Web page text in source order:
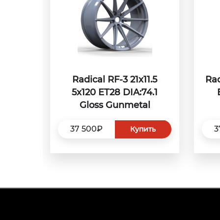
Radical RF-3 21x11.5
5x120 ET28 DIA:74.1
Gloss Gunmetal
37 500₽ Купить